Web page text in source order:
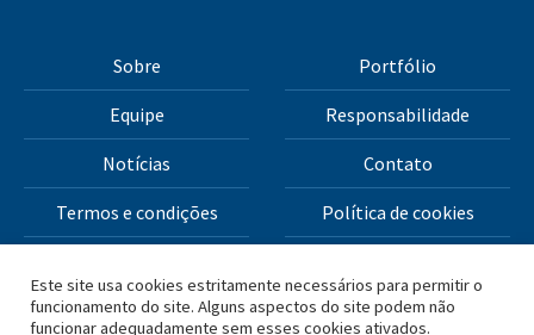
Sobre Portfólio
Equipe Responsabilidade
Notícias Contato
Termos e condições Política de cookies
Este site usa cookies estritamente necessários para permitir o
funcionamento do site. Alguns aspectos do site podem não
funcionar adequadamente sem esses cookies ativados.